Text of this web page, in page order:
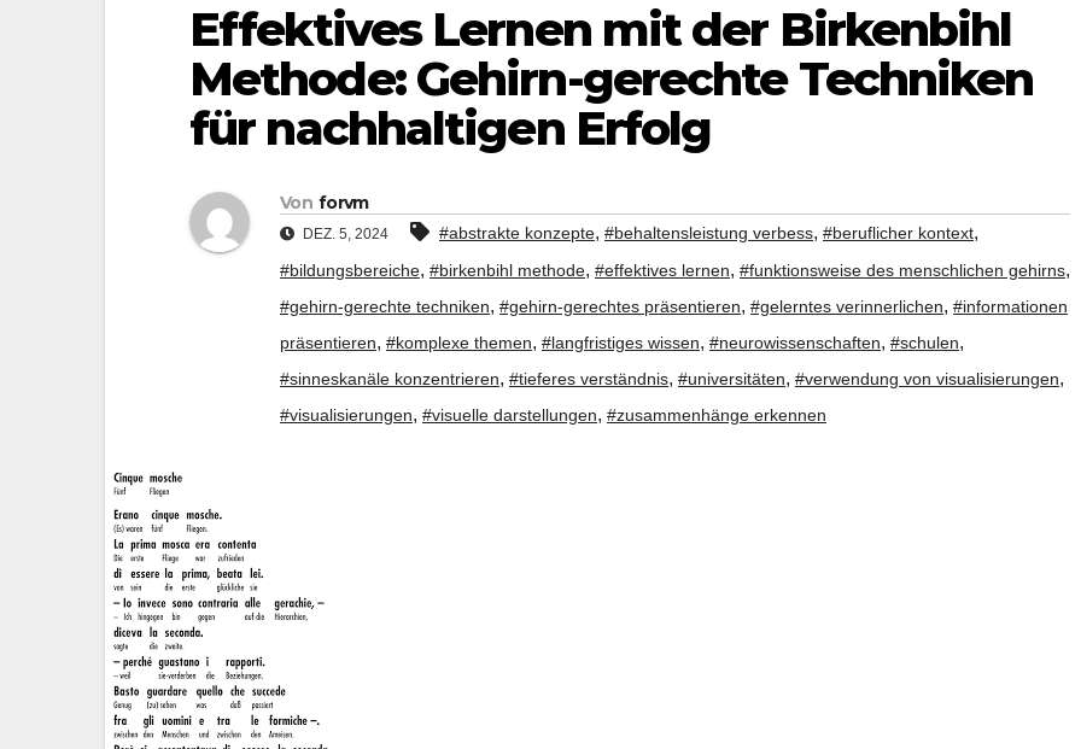
Effektives Lernen mit der Birkenbihl
Methode: Gehirn-gerechte Techniken
für nachhaltigen Erfolg
Von forvm
DEZ. 5, 2024 #abstrakte konzepte, #behaltensleistung verbess, #beruflicher kontext,
#bildungsbereiche, #birkenbihl methode, #effektives lernen, #funktionsweise des menschlichen gehirns,
#gehirn-gerechte techniken, #gehirn-gerechtes präsentieren, #gelerntes verinnerlichen, #informationen
präsentieren, #komplexe themen, #langfristiges wissen, #neurowissenschaften, #schulen,
#sinneskanäle konzentrieren, #tieferes verständnis, #universitäten, #verwendung von visualisierungen,
#visualisierungen, #visuelle darstellungen, #zusammenhänge erkennen